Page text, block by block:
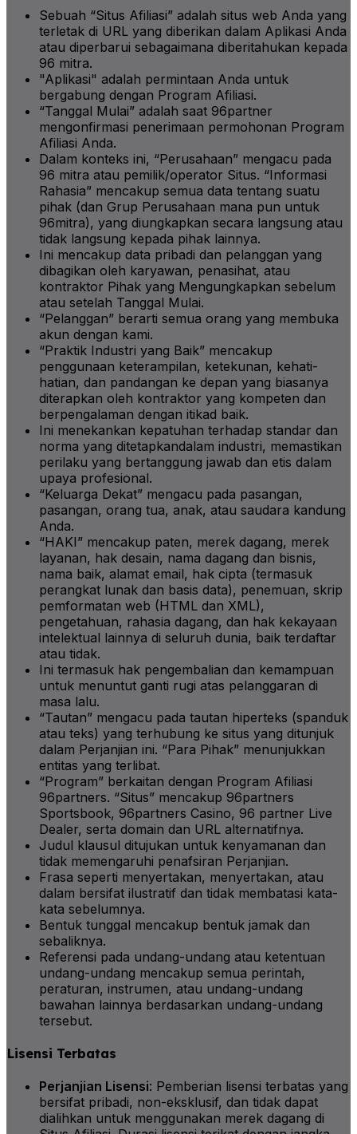
Sebuah “Situs Afiliasi” adalah situs web Anda yang
terletak di URL yang diberikan dalam Aplikasi Anda
atau diperbarui sebagaimana diberitahukan kepada
96 mitra.
"Aplikasi" adalah permintaan Anda untuk
bergabung dengan Program Afiliasi.
“Tanggal Mulai” adalah saat 96partner
mengonfirmasi penerimaan permohonan Program
Afiliasi Anda.
Dalam konteks ini, “Perusahaan” mengacu pada
96 mitra atau pemilik/operator Situs. “Informasi
Rahasia” mencakup semua data tentang suatu
pihak (dan Grup Perusahaan mana pun untuk
96mitra), yang diungkapkan secara langsung atau
tidak langsung kepada pihak lainnya.
Ini mencakup data pribadi dan pelanggan yang
dibagikan oleh karyawan, penasihat, atau
kontraktor Pihak yang Mengungkapkan sebelum
atau setelah Tanggal Mulai.
“Pelanggan” berarti semua orang yang membuka
akun dengan kami.
“Praktik Industri yang Baik” mencakup
penggunaan keterampilan, ketekunan, kehati-
hatian, dan pandangan ke depan yang biasanya
diterapkan oleh kontraktor yang kompeten dan
berpengalaman dengan itikad baik.
Ini menekankan kepatuhan terhadap standar dan
norma yang ditetapkandalam industri, memastikan
perilaku yang bertanggung jawab dan etis dalam
upaya profesional.
“Keluarga Dekat” mengacu pada pasangan,
pasangan, orang tua, anak, atau saudara kandung
Anda.
“HAKI” mencakup paten, merek dagang, merek
layanan, hak desain, nama dagang dan bisnis,
nama baik, alamat email, hak cipta (termasuk
perangkat lunak dan basis data), penemuan, skrip
pemformatan web (HTML dan XML),
pengetahuan, rahasia dagang, dan hak kekayaan
intelektual lainnya di seluruh dunia, baik terdaftar
atau tidak.
Ini termasuk hak pengembalian dan kemampuan
untuk menuntut ganti rugi atas pelanggaran di
masa lalu.
“Tautan” mengacu pada tautan hiperteks (spanduk
atau teks) yang terhubung ke situs yang ditunjuk
dalam Perjanjian ini. “Para Pihak” menunjukkan
entitas yang terlibat.
“Program” berkaitan dengan Program Afiliasi
96partners. “Situs” mencakup 96partners
Sportsbook, 96partners Casino, 96 partner Live
Dealer, serta domain dan URL alternatifnya.
Judul klausul ditujukan untuk kenyamanan dan
tidak memengaruhi penafsiran Perjanjian.
Frasa seperti menyertakan, menyertakan, atau
dalam bersifat ilustratif dan tidak membatasi kata-
kata sebelumnya.
Bentuk tunggal mencakup bentuk jamak dan
sebaliknya.
Referensi pada undang-undang atau ketentuan
undang-undang mencakup semua perintah,
peraturan, instrumen, atau undang-undang
bawahan lainnya berdasarkan undang-undang
tersebut.
Lisensi Terbatas
Perjanjian Lisensi: Pemberian lisensi terbatas yang
bersifat pribadi, non-eksklusif, dan tidak dapat
dialihkan untuk menggunakan merek dagang di